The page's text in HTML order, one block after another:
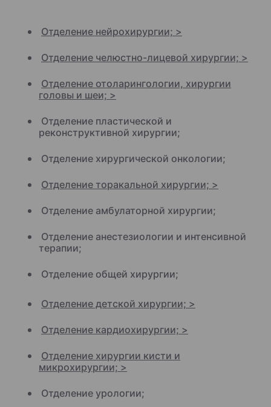
Отделение нейрохирургии; >
Отделение челюстно-лицевой хирургии; >
Отделение отоларингологии, хирургии
головы и шеи; >
Отделение пластической и
реконструктивной хирургии;
Отделение хирургической онкологии;
Отделение торакальной хирургии; >
Отделение амбулаторной хирургии;
Отделение анестезиологии и интенсивной
терапии;
Отделение общей хирургии;
Отделение детской хирургии; >
Отделение кардиохирургии; >
Отделение хирургии кисти и
микрохирургии; >
Отделение урологии;